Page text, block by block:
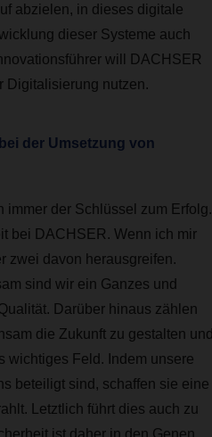
abzielen, in dieses digitale
dieser Systeme auch
will DACHSER
Digitalisierung nutzen.
der Umsetzung von
der Schlüssel zum Erfolg.
bei DACHSER. Wenn ich mir
zwei davon herausgreifen.
sind wir ein Ganzes und
Darüber hinaus zählen
die Zukunft zu gestalten und
wichtiges Feld. Indem unsere
beteiligt sind, schaffen sie eine
Letztlich führt dies auch zu
ist daher in den Genen